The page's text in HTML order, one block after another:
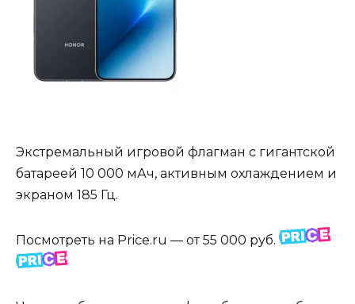
Экстремальный игровой флагман с гигантской
батареей 10 000 мАч, активным охлаждением и
экраном 185 Гц.
Посмотреть на Price.ru — от 55 000 руб.